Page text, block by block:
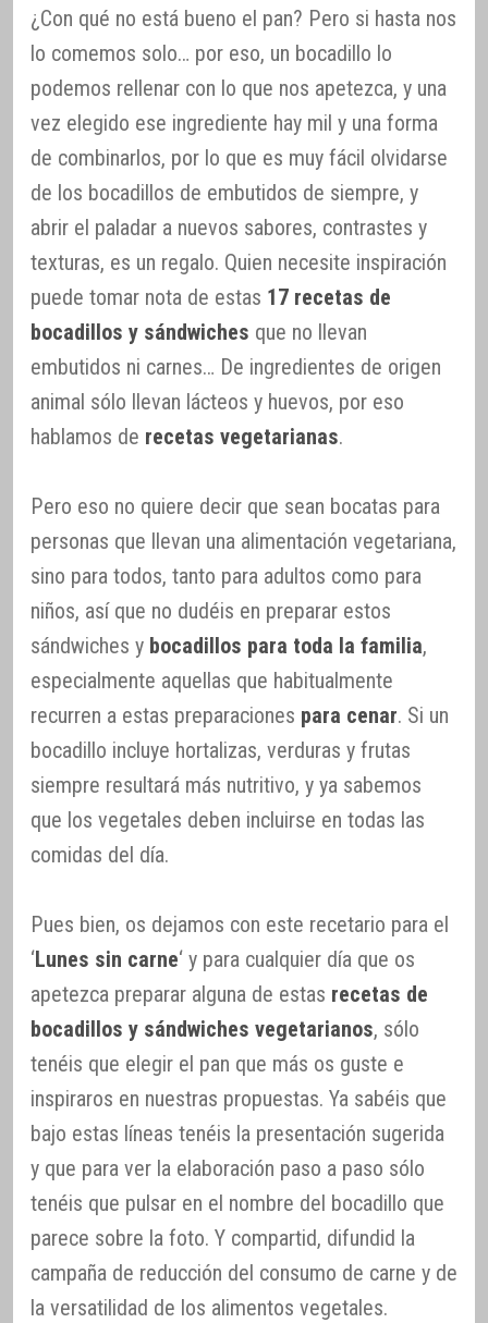
¿Con qué no está bueno el pan? Pero si hasta nos
lo comemos solo… por eso, un bocadillo lo
podemos rellenar con lo que nos apetezca, y una
vez elegido ese ingrediente hay mil y una forma
de combinarlos, por lo que es muy fácil olvidarse
de los bocadillos de embutidos de siempre, y
abrir el paladar a nuevos sabores, contrastes y
texturas, es un regalo. Quien necesite inspiración
puede tomar nota de estas 17 recetas de
bocadillos y sándwiches que no llevan
embutidos ni carnes… De ingredientes de origen
animal sólo llevan lácteos y huevos, por eso
hablamos de recetas vegetarianas.
Pero eso no quiere decir que sean bocatas para
personas que llevan una alimentación vegetariana,
sino para todos, tanto para adultos como para
niños, así que no dudéis en preparar estos
sándwiches y bocadillos para toda la familia,
especialmente aquellas que habitualmente
recurren a estas preparaciones para cenar. Si un
bocadillo incluye hortalizas, verduras y frutas
siempre resultará más nutritivo, y ya sabemos
que los vegetales deben incluirse en todas las
comidas del día.
Pues bien, os dejamos con este recetario para el
‘Lunes sin carne‘ y para cualquier día que os
apetezca preparar alguna de estas recetas de
bocadillos y sándwiches vegetarianos, sólo
tenéis que elegir el pan que más os guste e
inspiraros en nuestras propuestas. Ya sabéis que
bajo estas líneas tenéis la presentación sugerida
y que para ver la elaboración paso a paso sólo
tenéis que pulsar en el nombre del bocadillo que
parece sobre la foto. Y compartid, difundid la
campaña de reducción del consumo de carne y de
la versatilidad de los alimentos vegetales.